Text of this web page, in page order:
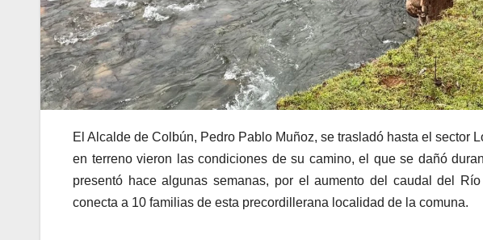
El Alcalde de Colbún, Pedro Pablo Muñoz, se trasladó hasta el sector
en terreno vieron las condiciones de su camino, el que se dañó
presentó hace algunas semanas, por el aumento del caudal del
conecta a 10 familias de esta precordillerana localidad de la comuna.